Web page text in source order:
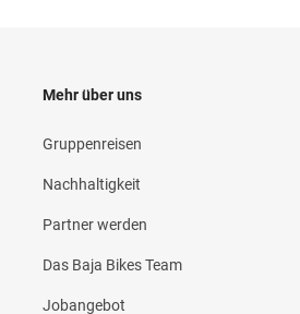
Mehr über uns
Gruppenreisen
Nachhaltigkeit
Partner werden
Das Baja Bikes Team
Jobangebot